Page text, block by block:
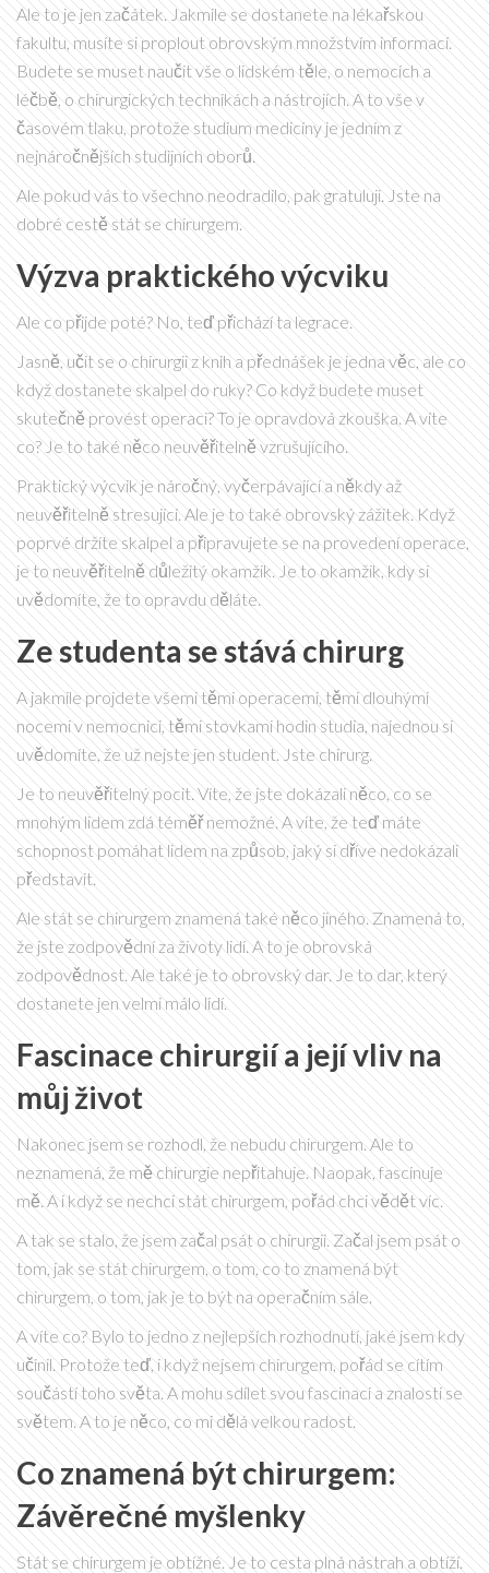
Ale to je jen začátek. Jakmile se dostanete na lékařskou
fakultu, musíte si proplout obrovským množstvím informací.
Budete se muset naučit vše o lidském těle, o nemocích a
léčbě, o chirurgických technikách a nástrojích. A to vše v
časovém tlaku, protože studium medicíny je jedním z
nejnáročnějších studijních oborů.
Ale pokud vás to všechno neodradilo, pak gratuluji. Jste na
dobré cestě stát se chirurgem.
Výzva praktického výcviku
Ale co přijde poté? No, teď přichází ta legrace.
Jasně, učit se o chirurgii z knih a přednášek je jedna věc, ale co
když dostanete skalpel do ruky? Co když budete muset
skutečně provést operaci? To je opravdová zkouška. A víte
co? Je to také něco neuvěřitelně vzrušujícího.
Praktický výcvik je náročný, vyčerpávající a někdy až
neuvěřitelně stresující. Ale je to také obrovský zážitek. Když
poprvé držíte skalpel a připravujete se na provedení operace,
je to neuvěřitelně důležitý okamžik. Je to okamžik, kdy si
uvědomíte, že to opravdu děláte.
Ze studenta se stává chirurg
A jakmile projdete všemi těmi operacemi, těmi dlouhými
nocemi v nemocnici, těmi stovkami hodin studia, najednou si
uvědomíte, že už nejste jen student. Jste chirurg.
Je to neuvěřitelný pocit. Víte, že jste dokázali něco, co se
mnohým lidem zdá téměř nemožné. A víte, že teď máte
schopnost pomáhat lidem na způsob, jaký si dříve nedokázali
představit.
Ale stát se chirurgem znamená také něco jiného. Znamená to,
že jste zodpovědní za životy lidí. A to je obrovská
zodpovědnost. Ale také je to obrovský dar. Je to dar, který
dostanete jen velmi málo lidí.
Fascinace chirurgií a její vliv na
můj život
Nakonec jsem se rozhodl, že nebudu chirurgem. Ale to
neznamená, že mě chirurgie nepřitahuje. Naopak, fascinuje
mě. A i když se nechci stát chirurgem, pořád chci vědět víc.
A tak se stalo, že jsem začal psát o chirurgii. Začal jsem psát o
tom, jak se stát chirurgem, o tom, co to znamená být
chirurgem, o tom, jak je to být na operačním sále.
A víte co? Bylo to jedno z nejlepších rozhodnutí, jaké jsem kdy
učinil. Protože teď, i když nejsem chirurgem, pořád se cítím
součástí toho světa. A mohu sdílet svou fascinaci a znalosti se
světem. A to je něco, co mi dělá velkou radost.
Co znamená být chirurgem:
Závěrečné myšlenky
Stát se chirurgem je obtížné. Je to cesta plná nástrah a obtíží.